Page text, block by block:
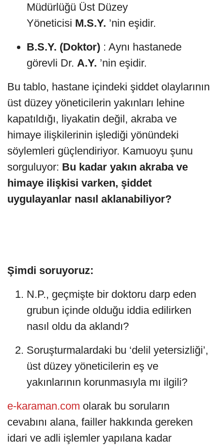
Müdürlüğü Üst Düzey
Yöneticisi M.S.Y. ’nin eşidir.
B.S.Y. (Doktor) : Aynı hastanede
görevli Dr. A.Y. ’nin eşidir.
Bu tablo, hastane içindeki şiddet olaylarının
üst düzey yöneticilerin yakınları lehine
kapatıldığı, liyakatin değil, akraba ve
himaye ilişkilerinin işlediği yönündeki
söylemleri güçlendiriyor. Kamuoyu şunu
sorguluyor: Bu kadar yakın akraba ve
himaye ilişkisi varken, şiddet
uygulayanlar nasıl aklanabiliyor?
Şimdi soruyoruz:
N.P., geçmişte bir doktoru darp eden
grubun içinde olduğu iddia edilirken
nasıl oldu da aklandı?
Soruşturmalardaki bu ‘delil yetersizliği’,
üst düzey yöneticilerin eş ve
yakınlarının korunmasıyla mı ilgili?
e-karaman.com olarak bu soruların
cevabını alana, failler hakkında gereken
idari ve adli işlemler yapılana kadar